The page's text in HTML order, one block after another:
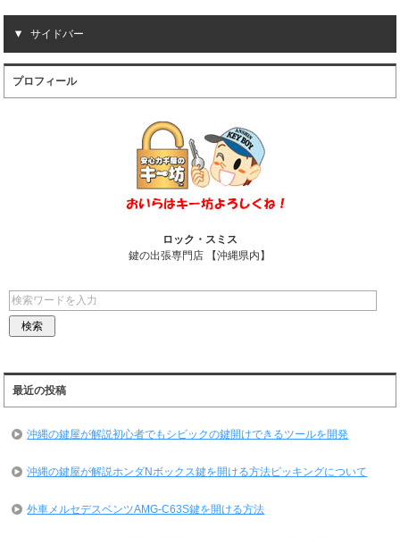
o
o
t
サイドバー
プロフィール
ロック・スミス
鍵の出張専門店 【沖縄県内】
最近の投稿
沖縄の鍵屋が解説初心者でもシビックの鍵開けできるツールを開発
沖縄の鍵屋が解説ホンダNボックス鍵を開ける方法ピッキングについて
外車メルセデスベンツAMG-C63S鍵を開ける方法